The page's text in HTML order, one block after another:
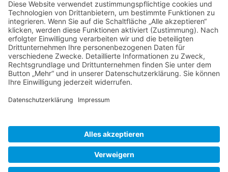
Südtirol
USA
Weihnachten
Weihnachtstexte
Datenschutzerklärung
Impressum
Cookie-Einstellungen